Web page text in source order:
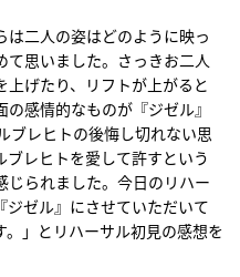
は二人の姿はどのように映っ
思いました。さっきお二人
げたり、リフトが上がると
感情的なものが『ジゼル』
ブレヒトの後悔し切れない思
レヒトを愛して許すという
じられました。今日のリハー
ゼル』にさせていただいて
」とリハーサル初見の感想を